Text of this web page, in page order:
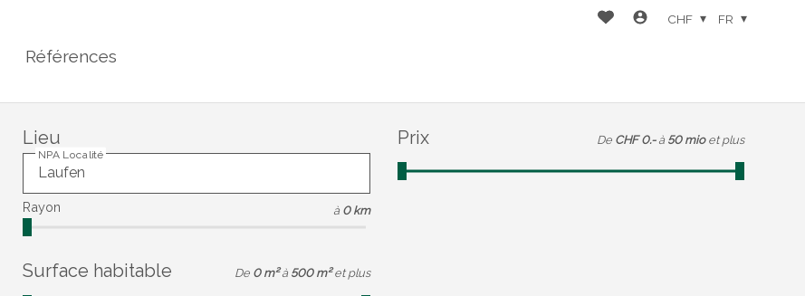
Références
CHF FR
Lieu
NPA Localité
Rayon à 0 km
Prix De CHF 0.- à 50 mio et plus
Surface habitable De 0 m² à 500 m² et plus